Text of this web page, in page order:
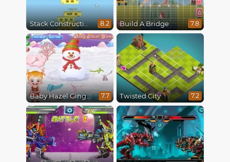
Stack Construction 8.2 Build A Bridge 7.8
Baby Hazel Gingerbread House 7.7 Twisted City 7.2